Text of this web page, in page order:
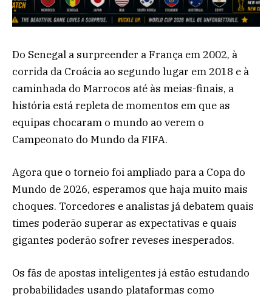
Do Senegal a surpreender a França em 2002, à
corrida da Croácia ao segundo lugar em 2018 e à
caminhada do Marrocos até às meias-finais, a
história está repleta de momentos em que as
equipas chocaram o mundo ao verem o
Campeonato do Mundo da FIFA.
Agora que o torneio foi ampliado para a Copa do
Mundo de 2026, esperamos que haja muito mais
choques. Torcedores e analistas já debatem quais
times poderão superar as expectativas e quais
gigantes poderão sofrer reveses inesperados.
Os fãs de apostas inteligentes já estão estudando
probabilidades usando plataformas como